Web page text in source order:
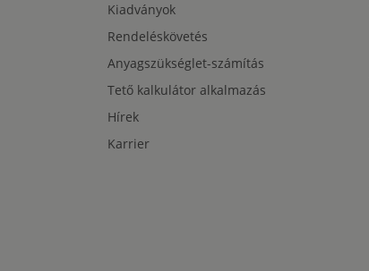
Kiadványok
Rendeléskövetés
Anyagszükséglet-számítás
Tető kalkulátor alkalmazás
Hírek
Karrier